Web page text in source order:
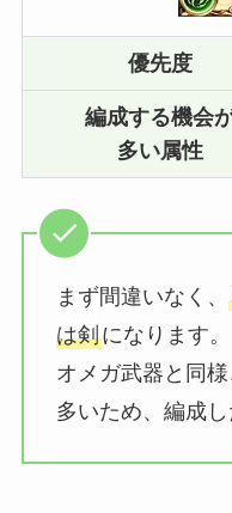
優先度
編成する機会
多い属性
まず間違いなく、
は剣になります。
オメガ武器と同
多いため、編成し